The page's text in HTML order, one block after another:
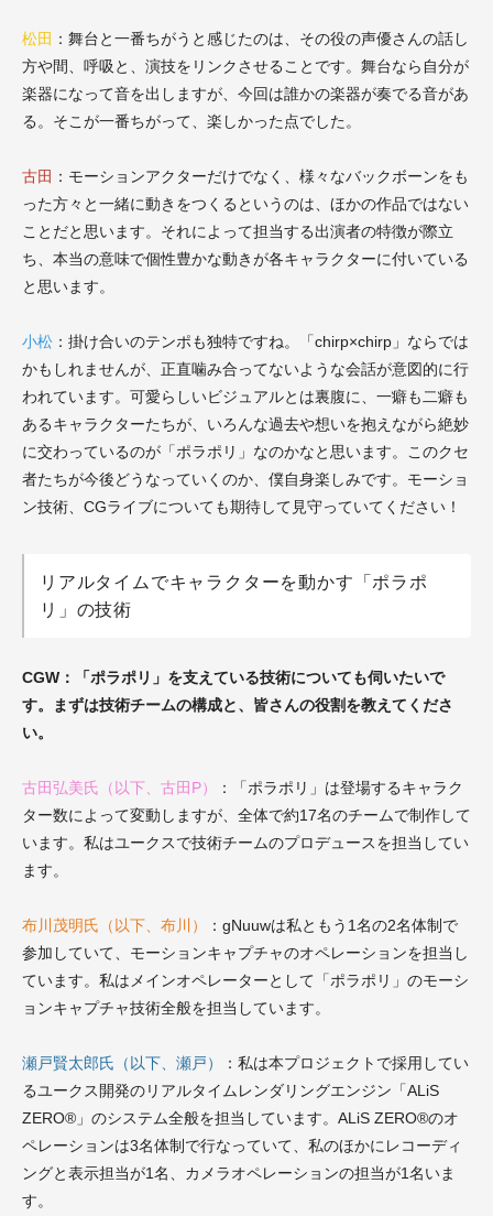
松田 ：舞台と一番ちがうと感じたのは、その役の声優さんの話し
方や間、呼吸と、演技をリンクさせることです。舞台なら自分が
楽器になって音を出しますが、今回は誰かの楽器が奏でる音があ
る。そこが一番ちがって、楽しかった点でした。
古田 ：モーションアクターだけでなく、様々なバックボーンをも
った方々と一緒に動きをつくるというのは、ほかの作品ではない
ことだと思います。それによって担当する出演者の特徴が際立
ち、本当の意味で個性豊かな動きが各キャラクターに付いている
と思います。
小松 ：掛け合いのテンポも独特ですね。「chirp×chirp」ならでは
かもしれませんが、正直噛み合ってないような会話が意図的に行
われています。可愛らしいビジュアルとは裏腹に、一癖も二癖も
あるキャラクターたちが、いろんな過去や想いを抱えながら絶妙
に交わっているのが「ポラポリ」なのかなと思います。このクセ
者たちが今後どうなっていくのか、僕自身楽しみです。モーショ
ン技術、CGライブについても期待して見守っていてください！
リアルタイムでキャラクターを動かす「ポラポ
リ」の技術
CGW：「ポラポリ」を支えている技術についても伺いたいで
す。まずは技術チームの構成と、皆さんの役割を教えてくださ
い。
古田弘美氏（以下、古田P）
：「ポラポリ」は登場するキャラク
ター数によって変動しますが、全体で約17名のチームで制作して
います。私はユークスで技術チームのプロデュースを担当してい
ます。
布川茂明氏（以下、布川）
：gNuuwは私ともう1名の2名体制で
参加していて、モーションキャプチャのオペレーションを担当し
ています。私はメインオペレーターとして「ポラポリ」のモーシ
ョンキャプチャ技術全般を担当しています。
瀬戸賢太郎氏（以下、瀬戸） ：私は本プロジェクトで採用してい
るユークス開発のリアルタイムレンダリングエンジン「ALiS
ZERO®」 のシステム全般を担当しています。ALiS ZERO®のオ
ペレーションは3名体制で行なっていて、私のほかにレコーディ
ングと表示担当が1名、カメラオペレーションの担当が1名いま
す。